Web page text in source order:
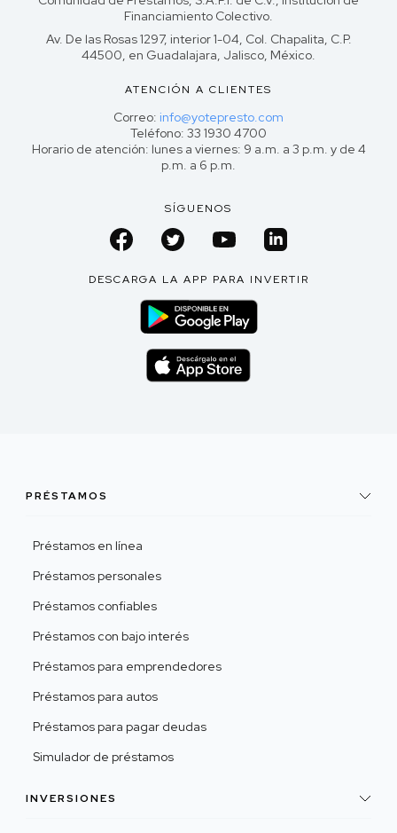
Financiamiento Colectivo.
Av. De las Rosas 1297, interior 1-04, Col. Chapalita, C.P.
44500, en Guadalajara, Jalisco, México.
ATENCIÓN A CLIENTES
Correo: info@yotepresto.com
Teléfono: 33 1930 4700
Horario de atención: lunes a viernes: 9 a.m. a 3 p.m. y de 4
p.m. a 6 p.m.
SÍGUENOS
DESCARGA LA APP PARA INVERTIR
PRÉSTAMOS
Préstamos en línea
Préstamos personales
Préstamos confiables
Préstamos con bajo interés
Préstamos para emprendedores
Préstamos para autos
Préstamos para pagar deudas
Simulador de préstamos
INVERSIONES